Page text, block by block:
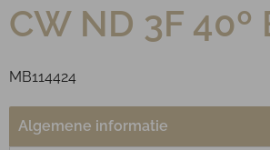
CW ND 3F 40º
MB114424
Algemene informatie